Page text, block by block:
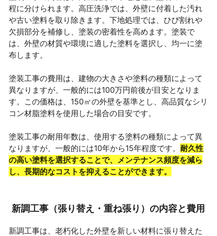
程に分けられます。高圧洗浄では、外壁に付着した汚れ
や古い塗料を取り除きます。下地処理では、ひび割れや
欠損部分を補修し、塗装の密着性を高めます。塗装で
は、外壁の材質や環境に適した塗料を選択し、均一に塗
布します。
塗装工事の費用は、建物の大きさや塗料の種類によって
異なりますが、一般的には100万円前後が目安となりま
す。この価格は、150㎡の外壁を基準とし、高品質なシリ
コン材脂塗料を使用した場合の目安です。
塗装工事の耐用年数は、使用する塗料の種類によって異
なりますが、一般的には10年から15年程度です。 耐久性
の高い塗料を選択することで、メンテナンス頻度を減ら
し、長期的なコストを抑えることができます。
新調工事（張り替え・重ね張り）の内容と費用
新調工事は、老朽化した外壁を新しい材料に張り替えた